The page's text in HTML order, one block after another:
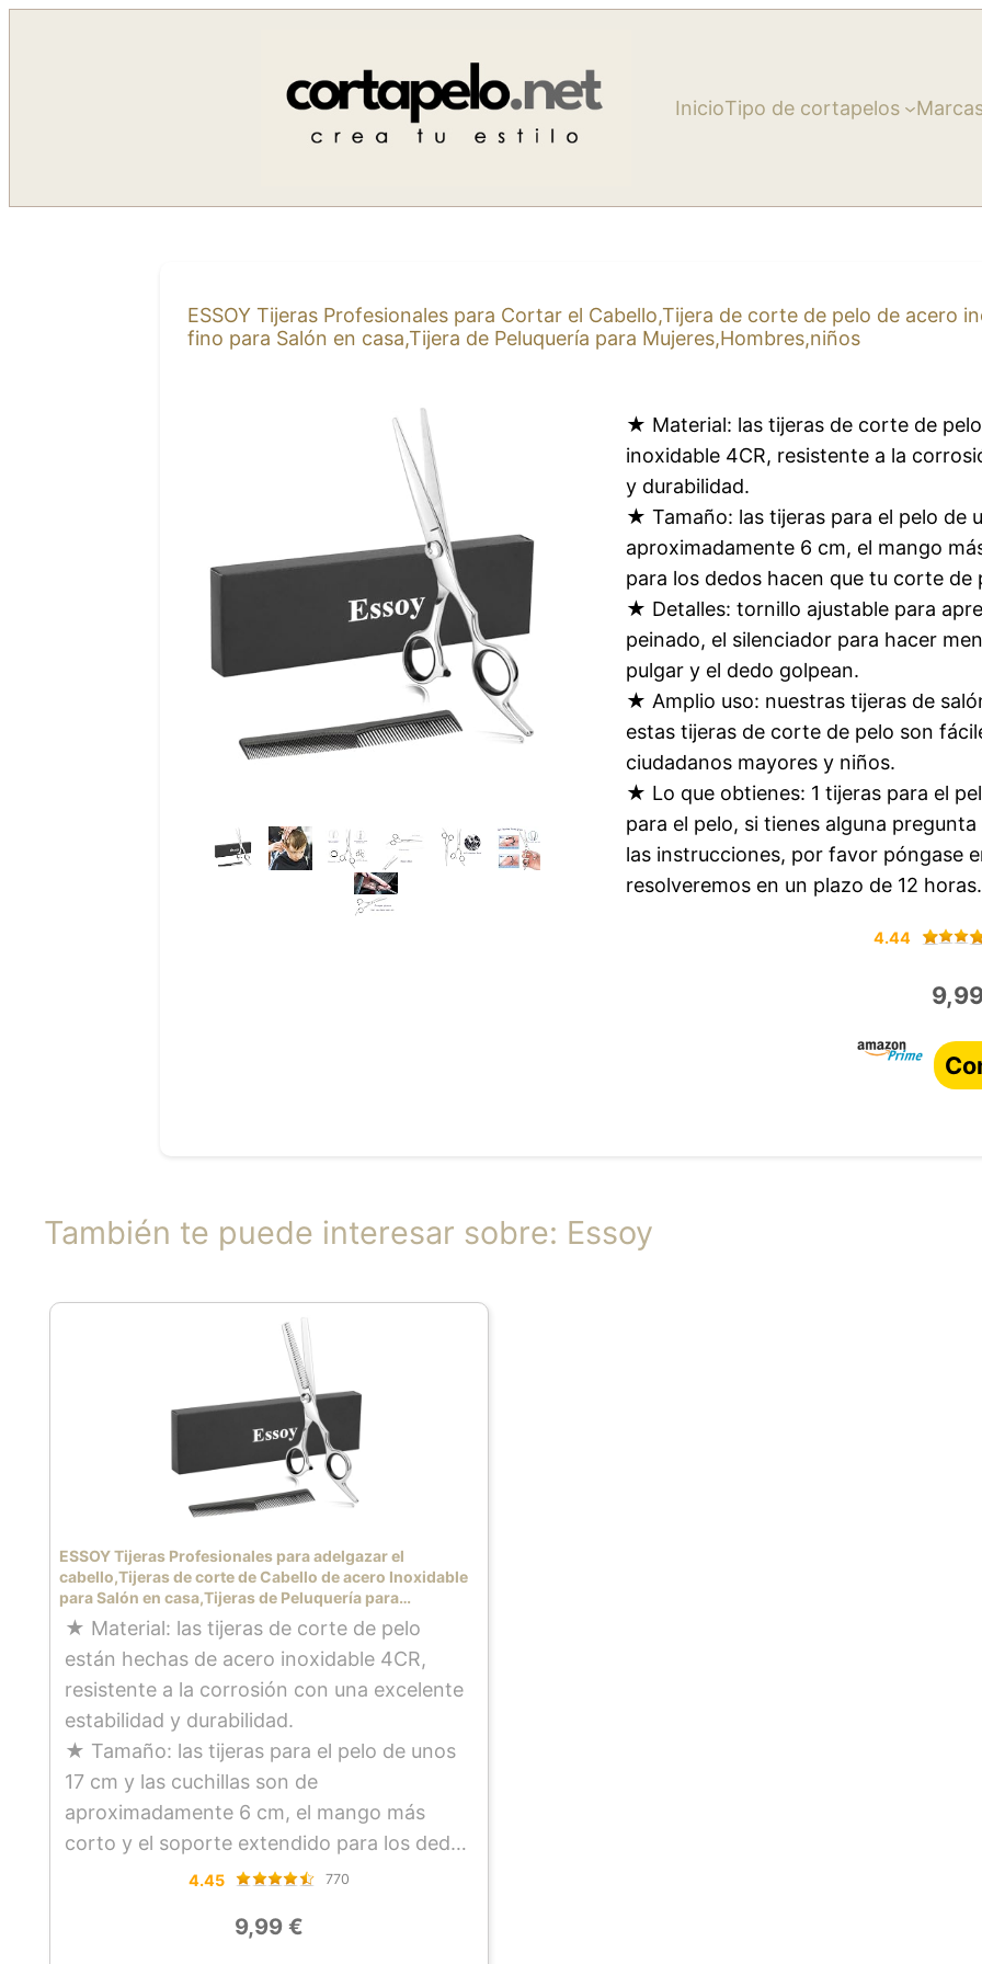
InicioTipo de cortapelos
ESSOY Tijeras Profesionales para Cortar el Cabello,Tijera de corte de pelo de acero
fino para Salón en casa,Tijera de Peluquería para Mujeres,Hombres,niños
★ Material: las tijeras de corte de
inoxidable 4CR, resistente a la
y durabilidad.
★ Tamaño: las tijeras para el pelo de
aproximadamente 6 cm, el mango
para los dedos hacen que tu corte de
★ Detalles: tornillo ajustable para
peinado, el silenciador para hacer
pulgar y el dedo golpean.
★ Amplio uso: nuestras tijeras de
estas tijeras de corte de pelo son
ciudadanos mayores y niños.
★ Lo que obtienes: 1 tijeras para el
para el pelo, si tienes alguna
las instrucciones, por favor póngase
resolveremos en un plazo de 12 horas.
4.44
También te puede interesar sobre: Essoy
ESSOY Tijeras Profesionales para adelgazar el
cabello,Tijeras de corte de Cabello de acero Inoxidable
para Salón en casa,Tijeras de Peluquería para
Mujeres,Hombres,Niños
★ Material: las tijeras de corte de pelo
están hechas de acero inoxidable 4CR,
resistente a la corrosión con una excelente
estabilidad y durabilidad.
★ Tamaño: las tijeras para el pelo de unos
17 cm y las cuchillas son de
aproximadamente 6 cm, el mango más
corto y el soporte extendido para los dedos
hacen que tu corte de pelo sea mucho más
★ Detalles: tornillo ajustable para apretar o
4.45 770
9,99 €